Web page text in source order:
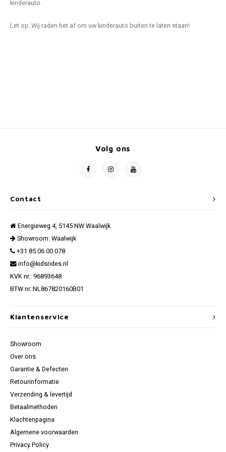
kinderauto.
Let op: Wij raden het af om uw kinderauto buiten te laten staan!
Contact
Energieweg 4, 5145 NW Waalwijk
Showroom: Waalwijk
+31 85 06 00 078
info@kidsrides.nl
KVK nr.: 96893648
BTW nr.:NL867820160B01
Volg ons
Klantenservice
Showroom
Over ons
Garantie & Defecten
Retourinformatie
Verzending & levertijd
Betaalmethoden
Klachtenpagina
Algemene voorwaarden
Privacy Policy